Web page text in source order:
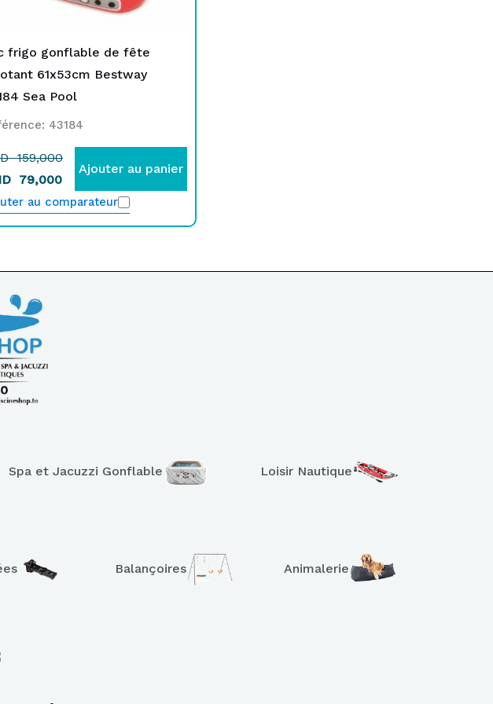
frigo gonflable de fête
61x53cm Bestway
Sea Pool
43184
159,000
79,000
Ajouter au panier
au comparateur
Spa et Jacuzzi Gonflable Loisir Nautique
Balançoires Animalerie